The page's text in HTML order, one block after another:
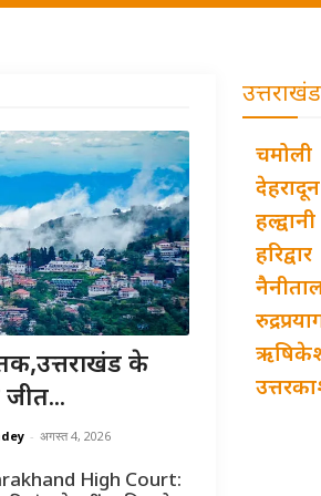
के
- अगस्त 4, 2026
High Court:
उत्तराखंड
चमोली
देहरादून
हल्द्वानी
हरिद्वार